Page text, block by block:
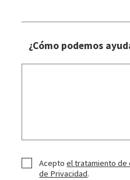
¿Cómo podemos
Aceptoel tratamiento de
de Privacidad.